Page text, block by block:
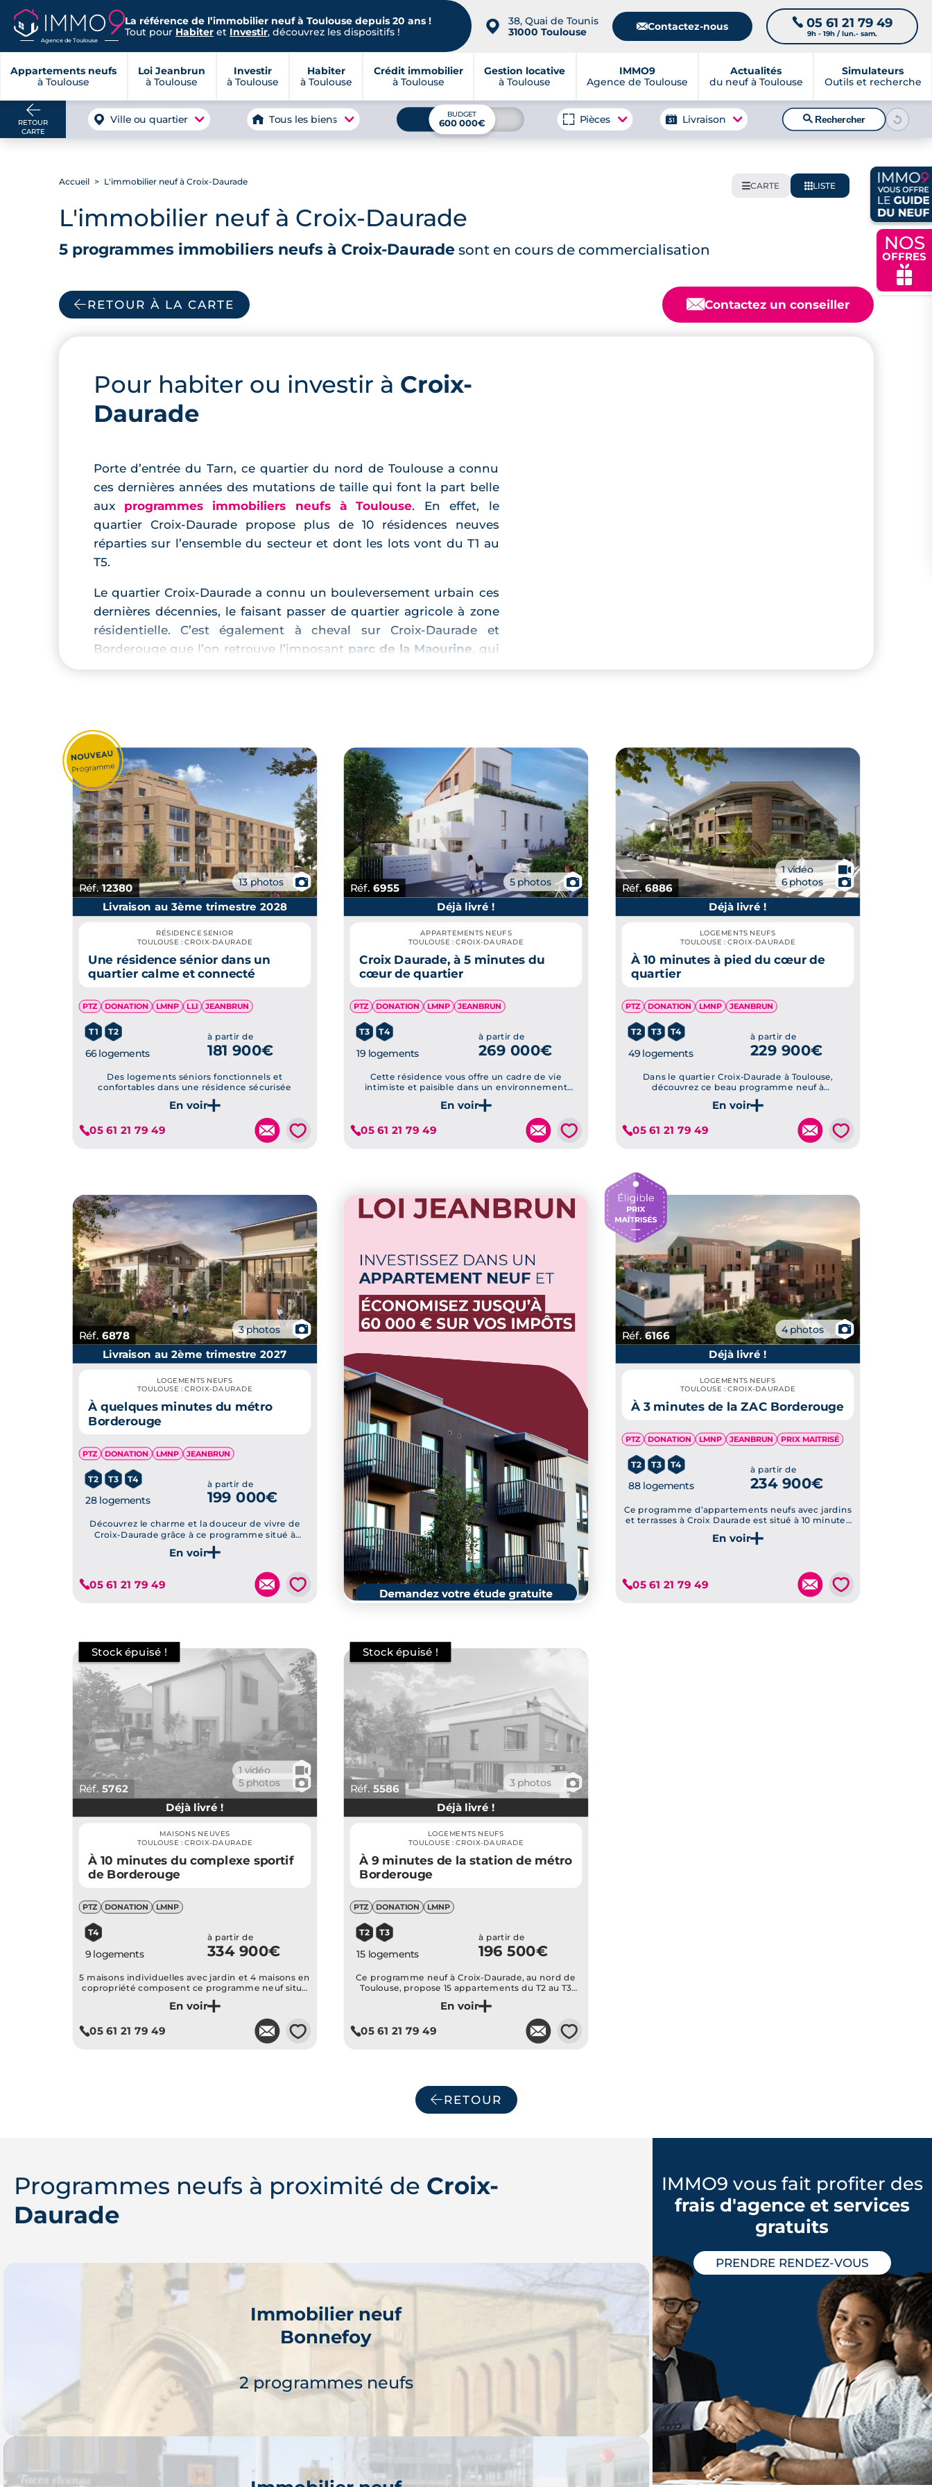
Agence de Toulouse
La référence de l’immobilier neuf à Toulouse depuis 20 ans !
Tout pour Habiter et Investir, découvrez les dispositifs ! 📍
38, Quai de Tounis
31000 Toulouse
📧Contactez-nous 📞 05 61 21 79 49
9h - 19h / lun.- sam.
Appartements neufs
à Toulouse
Loi Jeanbrun
à Toulouse
Investir
à Toulouse
Habiter
à Toulouse
Crédit immobilier
à Toulouse
Gestion locative
à Toulouse
IMMO9
Agence de Toulouse
Actualités
du neuf à Toulouse
Simulateurs
Outils et recherche
NOS
OFFRES
🎁
RETOUR
CARTE
Ville ou quartier Tous les biens BUDGET
600 000€ Pièces Livraison 🔍Rechercher
🌍CARTE 📋LISTE
Accueil L'immobilier neuf à Croix-Daurade
L'immobilier neuf à Croix-Daurade
5 programmes immobiliers neufs à Croix-Dauradesont en cours de commercialisation
RETOUR À LA CARTE 📧Contactez un conseiller
Pour habiter ou investir à Croix-
Daurade
Porte d’entrée du Tarn, ce quartier du nord de Toulouse a connu
ces dernières années des mutations de taille qui font la part belle
aux programmes immobiliers neufs à Toulouse. En effet, le
quartier Croix-Daurade propose plus de 10 résidences neuves
réparties sur l’ensemble du secteur et dont les lots vont du T1 au
T5.
Le quartier Croix-Daurade a connu un bouleversement urbain ces
dernières décennies, le faisant passer de quartier agricole à zone
résidentielle. C’est également à cheval sur Croix-Daurade et
Borderouge que l’on retrouve l’imposant parc de la Maourine, qui
accueille les jardins du Muséum de Toulouse.
aujourd'hui un secteur de choix pour
Réf.12380
13 photos 📷
Je découvre ce programme
Livraison au 3ème trimestre 2028
RÉSIDENCE SENIOR
TOULOUSE : CROIX-DAURADE
Une résidence sénior dans un
quartier calme et connecté
PTZ DONATION LMNP LLI JEANBRUN
T1 T2
66 logements
à partir de
181 900€
Des logements séniors fonctionnels et
confortables dans une résidence sécurisée
05 61 21 79 49 💗
Réf.6955
5 photos 📷
Je découvre ce programme
Déjà livré !
APPARTEMENTS NEUFS
TOULOUSE : CROIX-DAURADE
Croix Daurade, à 5 minutes du
cœur de quartier
PTZ DONATION LMNP JEANBRUN
T3 T4
19 logements
à partir de
269 000€
Cette résidence vous offre un cadre de vie
intimiste et paisible dans un environnement
verdoyant, tout en proposant des appartements
lumineux et spacieux avec des prestations de
05 61 21 79 49 💗
Réf. 6886
1 vidéo 🎥
6 photos 📷
Je découvre ce programme
Déjà livré !
LOGEMENTS NEUFS
TOULOUSE : CROIX-DAURADE
À 10 minutes à pied du cœur de
quartier
PTZ DONATION LMNP JEANBRUN
T2 T3 T4
49 logements
à partir de
229 900€
Dans le quartier Croix-Daurade à Toulouse,
découvrez ce beau programme neuf à
l'architecture à la fois moderne et typique de
Toulouse. La résidence se compose de 49
logements du 2 pièces au 5 pièces en duplex.
N'attendez plus pour voir les prestations
05 61 21 79 49 💗
Réf. 6878 3 photos 📷
Je découvre ce programme
Livraison au 2ème trimestre 2027
LOGEMENTS NEUFS
TOULOUSE : CROIX-DAURADE
À quelques minutes du métro
Borderouge
PTZ DONATION LMNP JEANBRUN
T2 T3 T4
28 logements
à partir de
199 000€
Découvrez le charme et la douceur de vivre de
Croix-Daurade grâce à ce programme situé à
proximité du métro et des commerces
05 61 21 79 49 💗
Réf. 6166 4 photos 📷
Déjà livré !
LOGEMENTS NEUFS
TOULOUSE : CROIX-DAURADE
À 3 minutes de la ZAC Borderouge
PTZ DONATION LMNP JEANBRUN PRIX MAITRISÉ
T2 T3 T4
88 logements
à partir de
234 900€
Ce programme d’appartements neufs avec jardins
et terrasses à Croix Daurade est situé à 10 minutes
de marche du métro.
05 61 21 79 49 💗
Réf. 5762
1 vidéo 🎥
5 photos 📷
Je découvre ce programme
Déjà livré !
MAISONS NEUVES
TOULOUSE : CROIX-DAURADE
À 10 minutes du complexe sportif
de Borderouge
PTZ DONATION LMNP
T4
9 logements
à partir de
334 900€
5 maisons individuelles avec jardin et 4 maisons en
copropriété composent ce programme neuf situé
à Croix Daurade
05 61 21 79 49 💗
Réf.5586 3 photos 📷
Je découvre ce programme
Déjà livré !
LOGEMENTS NEUFS
TOULOUSE : CROIX-DAURADE
À 9 minutes de la station de métro
Borderouge
PTZ DONATION LMNP
T2 T3
15 logements
à partir de
196 500€
Ce programme neuf à Croix-Daurade, au nord de
Toulouse, propose 15 appartements du T2 au T3
avec de beaux extérieurs et proches des
commerces et des transports.
05 61 21 79 49 💗
RETOUR
Programmes neufs à proximité de Croix-
Daurade
Immobilier neuf
Bonnefoy
2 programmes neufs
IMMO9 vous fait profiter des
frais d'agence et services
gratuits
PRENDRE RENDEZ-VOUS